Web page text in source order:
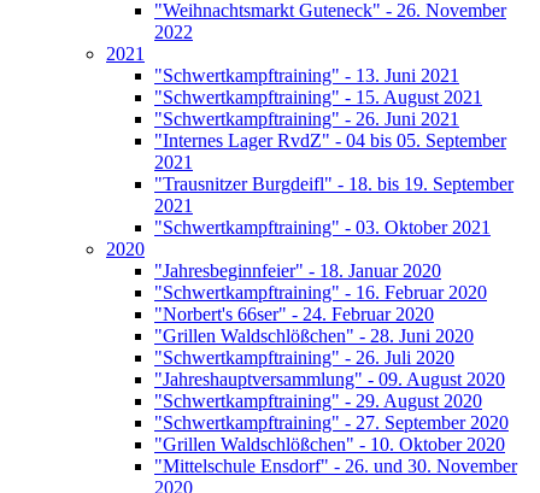
"Weihnachtsmarkt Guteneck" - 26. November
2022
2021
"Schwertkampftraining" - 13. Juni 2021
"Schwertkampftraining" - 15. August 2021
"Schwertkampftraining" - 26. Juni 2021
"Internes Lager RvdZ" - 04 bis 05. September
2021
"Trausnitzer Burgdeifl" - 18. bis 19. September
2021
"Schwertkampftraining" - 03. Oktober 2021
2020
"Jahresbeginnfeier" - 18. Januar 2020
"Schwertkampftraining" - 16. Februar 2020
"Norbert's 66ser" - 24. Februar 2020
"Grillen Waldschlößchen" - 28. Juni 2020
"Schwertkampftraining" - 26. Juli 2020
"Jahreshauptversammlung" - 09. August 2020
"Schwertkampftraining" - 29. August 2020
"Schwertkampftraining" - 27. September 2020
"Grillen Waldschlößchen" - 10. Oktober 2020
"Mittelschule Ensdorf" - 26. und 30. November
2020